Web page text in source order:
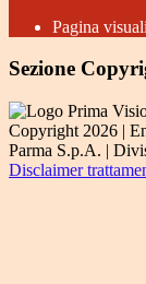
Pagina
Sezione
Copyright 2026 |
Parma S.p.A. |
Disclaimer